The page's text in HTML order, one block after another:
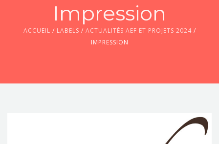
LES JOURNÉES 2026 ⌵Impression
ACCUEIL / LABELS / ACTUALITÉS AEF ET PROJETS 2024/
IMPRESSION